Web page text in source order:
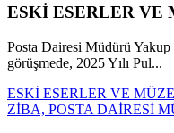
ESKİ ESERLER VE
Posta Dairesi Müdürü
görüşmede, 2025 Yılı Pul...
ESKİ ESERLER VE
ZİBA, POSTA DAİRESİ